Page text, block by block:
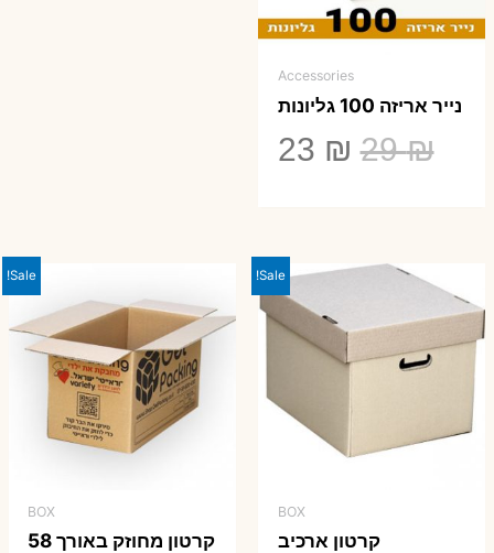
Accessories
נייר אריזה 100 גליונות
29₪
המחיר
29 ₪.
23 ₪
23 ₪.
Sale!
BOX
קרטון ארכיב
Sale!
BOX
קרטון מחוזק באורך 58